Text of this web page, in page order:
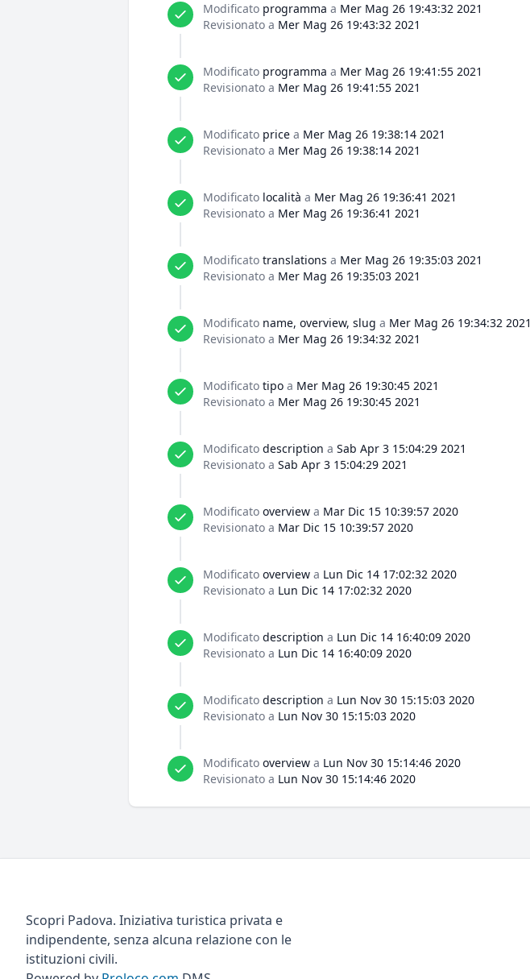
Modificato programma a Mer Mag 26 19:43:32 2021
Revisionato a Mer Mag 26 19:43:32 2021
Modificato programma a Mer Mag 26 19:41:55 2021
Revisionato a Mer Mag 26 19:41:55 2021
Modificato price a Mer Mag 26 19:38:14 2021
Revisionato a Mer Mag 26 19:38:14 2021
Modificato località a Mer Mag 26 19:36:41 2021
Revisionato a Mer Mag 26 19:36:41 2021
Modificato translations a Mer Mag 26 19:35:03 2021
Revisionato a Mer Mag 26 19:35:03 2021
Modificato name, overview, slug a Mer Mag 26 19:34:32 2021
Revisionato a Mer Mag 26 19:34:32 2021
Modificato tipo a Mer Mag 26 19:30:45 2021
Revisionato a Mer Mag 26 19:30:45 2021
Modificato description a Sab Apr 3 15:04:29 2021
Revisionato a Sab Apr 3 15:04:29 2021
Modificato overview a Mar Dic 15 10:39:57 2020
Revisionato a Mar Dic 15 10:39:57 2020
Modificato overview a Lun Dic 14 17:02:32 2020
Revisionato a Lun Dic 14 17:02:32 2020
Modificato description a Lun Dic 14 16:40:09 2020
Revisionato a Lun Dic 14 16:40:09 2020
Modificato description a Lun Nov 30 15:15:03 2020
Revisionato a Lun Nov 30 15:15:03 2020
Modificato overview a Lun Nov 30 15:14:46 2020
Revisionato a Lun Nov 30 15:14:46 2020
Scopri Padova. Iniziativa turistica privata e
indipendente, senza alcuna relazione con le
istituzioni civili.